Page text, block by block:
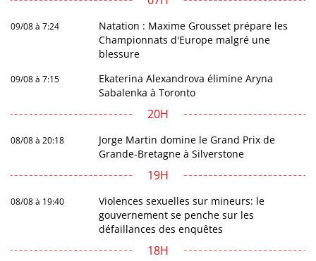
09/08 à 7:24
Natation : Maxime Grousset prépare les
Championnats d'Europe malgré une
blessure
09/08 à 7:15
Ekaterina Alexandrova élimine Aryna
Sabalenka à Toronto
20H
08/08 à 20:18
Jorge Martin domine le Grand Prix de
Grande-Bretagne à Silverstone
19H
08/08 à 19:40
Violences sexuelles sur mineurs: le
gouvernement se penche sur les
défaillances des enquêtes
18H